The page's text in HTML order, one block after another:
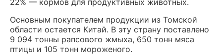
22% — кормов для продуктивных животных.
Основным покупателем продукции из Томской
области остается Китай. В эту страну поставлено
9 094 тонны рапсового жмыха, 650 тонн мяса
птицы и 105 тонн мороженого.